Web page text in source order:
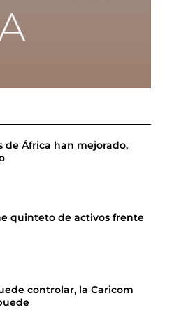
de África han mejorado,
quinteto de activos frente
controlar, la Caricom